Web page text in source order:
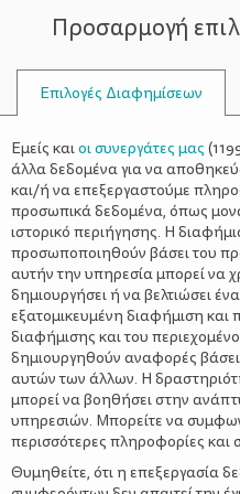
Προσαρμογή
Επιλογές Διαφημίσεων
Εμείς καιοι συνεργάτες μας (
άλλα δεδομένα για να
και/ή να επεξεργαστούμε
προσωπικά δεδομένα, όπως
ιστορικό περιήγησης. Η
προσωποποιηθούν βάσει του
αυτήν την υπηρεσία μπορεί να
δημιουργήσει ή να βελτιώσει
εξατομικευμένη διαφήμιση
διαφήμισης και του
δημιουργηθούν αναφορές
αυτών των άλλων. Η
μπορεί να βοηθήσει στην
υπηρεσιών. Μπορείτε να
περισσότερες πληροφορίες και
Θυμηθείτε, ότι η επεξεργασία